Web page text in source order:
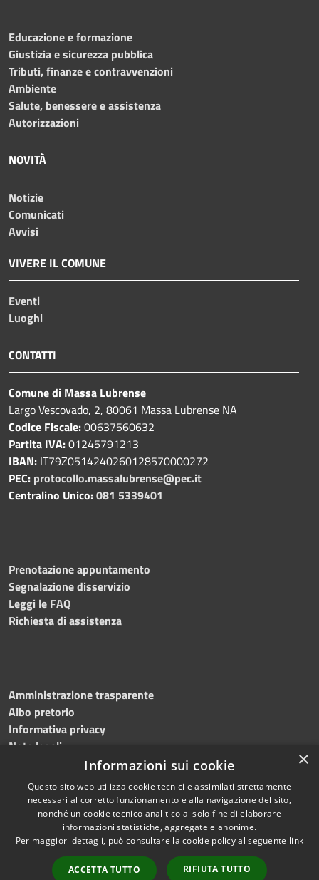
Educazione e formazione
Giustizia e sicurezza pubblica
Tributi, finanze e contravvenzioni
Ambiente
Salute, benessere e assistenza
Autorizzazioni
NOVITÀ
Notizie
Comunicati
Avvisi
VIVERE IL COMUNE
Eventi
Luoghi
CONTATTI
Comune di Massa Lubrense
Largo Vescovado, 2, 80061 Massa Lubrense NA
Codice Fiscale:00637560632
Partita IVA:01245791213
IBAN: IT79Z0514240260128570000272
PEC: protocollo.massalubrense@pec.it
Centralino Unico:081 5339401
Prenotazione appuntamento
Segnalazione disservizio
Leggi le FAQ
Richiesta di assistenza
Amministrazione trasparente
Albo pretorio
Informativa privacy
Note legali
Dichiarazione di accessibilità
Accessibilità
Copyright © 2023
•Comune di Massa
Lubrense • Powered
×
Informazioni sui cookie
Questo sito web utilizza cookie tecnici e assimilati strettamente
necessari al corretto funzionamento e alla navigazione del sito,
nonché un cookie tecnico analitico al solo fine di elaborare
informazioni statistiche, aggregate e anonime.
Per maggiori dettagli, può consultare la cookie policy al seguente link
ACCETTA TUTTO RIFIUTA TUTTO